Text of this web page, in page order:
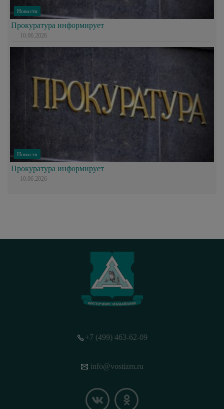
Новости
Прокуратура информирует
10.06.2026
Новости
Прокуратура информирует
10.06.2026
+7 (499) 463-62-09
info@vostizm.ru